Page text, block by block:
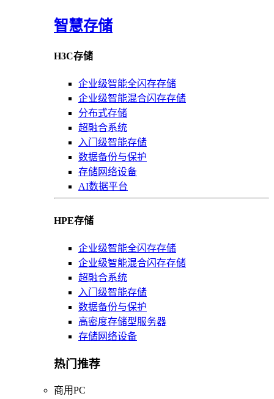
智慧存储
H3C存储
企业级智能全闪存存储
企业级智能混合闪存存储
分布式存储
超融合系统
入门级智能存储
数据备份与保护
存储网络设备
AI数据平台
HPE存储
企业级智能全闪存存储
企业级智能混合闪存存储
超融合系统
入门级智能存储
数据备份与保护
高密度存储型服务器
存储网络设备
热门推荐
商用PC